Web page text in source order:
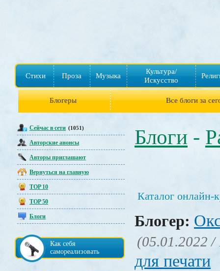
Стихи Проза Музыка
Культура/
Искусство
Блогеры Все блоги за
Сейчас в сети (1051)
Авторские анонсы
Авторы приглашают
Вернуться на главную
TOP 10
TOP 50
Блоги
Как себя
самореализовать
Блоги -
Каталог онлайн-
Блогер:
(05.01.2022 /
для печати